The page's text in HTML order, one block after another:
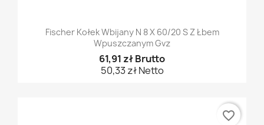
Fischer Kołek Wbijany N 8 X 60/20 S Z Łbem
Wpuszczanym Gvz
61,91 zł Brutto
50,33 zł Netto
favorite_border